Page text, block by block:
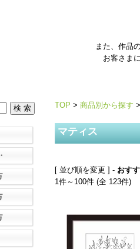
また、作品
お客さま
TOP > 商品別から探す >
マティス
[ 並び順を変更 ] - おす
1件～100件 (全 123件)